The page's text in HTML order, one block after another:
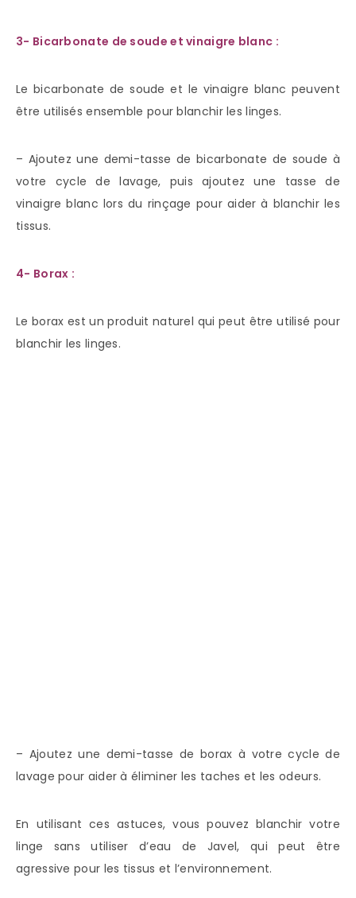
3- Bicarbonate de soude et vinaigre blanc :
Le bicarbonate de soude et le vinaigre blanc peuvent
être utilisés ensemble pour blanchir les linges.
– Ajoutez une demi-tasse de bicarbonate de soude à
votre cycle de lavage, puis ajoutez une tasse de
vinaigre blanc lors du rinçage pour aider à blanchir les
tissus.
4- Borax :
Le borax est un produit naturel qui peut être utilisé pour
blanchir les linges.
– Ajoutez une demi-tasse de borax à votre cycle de
lavage pour aider à éliminer les taches et les odeurs.
En utilisant ces astuces, vous pouvez blanchir votre
linge sans utiliser d’eau de Javel, qui peut être
agressive pour les tissus et l’environnement.